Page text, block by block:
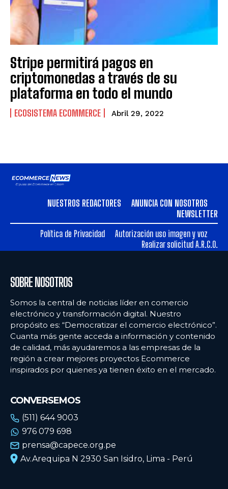
Stripe permitirá pagos en
criptomonedas a través de su
plataforma en todo el mundo
ECOSISTEMA ECOMMERCE Abril 29, 2022
NUESTROS REDACTORES
ANUNCIA CON NOSOTROS
NEWSLETTER
Política de Privacidad
Autorización uso imagen y voz
Realizar solicitud A.R.C.O.
SOBRE NOSOTROS
Somos la central de noticias líder en comercio
electrónico y transformación digital. Nuestro
propósito es: “Democratizar el comercio electrónico”.
Cuanta más gente acceda a información y contenido
de calidad, más ayudaremos a las empresas de la
región a crear mejores proyectos Ecommerce
inspirados por quienes ya tienen éxito en el mercado.
CONVERSEMOS
(511) 644 9003
976 079 698
prensa@capece.org.pe
Av.Arequipa N 2930 San Isidro, Lima - Perú